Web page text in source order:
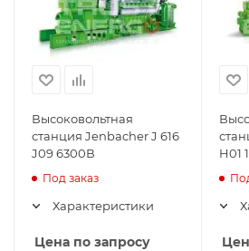
Высоковольтная
станция Jenbacher J 616
J09 6300В
Под заказ
Характеристики
Цена по запросу
H01